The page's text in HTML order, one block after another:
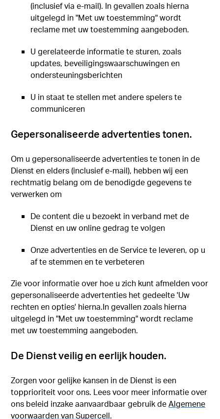
(inclusief via e-mail). In gevallen zoals hierna
uitgelegd in "Met uw toestemming" wordt
reclame met uw toestemming aangeboden.
U gerelateerde informatie te sturen, zoals
updates, beveiligingswaarschuwingen en
ondersteuningsberichten
U in staat te stellen met andere spelers te
communiceren
Gepersonaliseerde advertenties tonen.
Om u gepersonaliseerde advertenties te tonen in de
Dienst en elders (inclusief e-mail), hebben wij een
rechtmatig belang om de benodigde gegevens te
verwerken om
De content die u bezoekt in verband met de
Dienst en uw online gedrag te volgen
Onze advertenties en de Service te leveren, op u
af te stemmen en te verbeteren
Zie voor informatie over hoe u zich kunt afmelden voor
gepersonaliseerde advertenties het gedeelte 'Uw
rechten en opties' hierna.In gevallen zoals hierna
uitgelegd in "Met uw toestemming" wordt reclame
met uw toestemming aangeboden.
De Dienst veilig en eerlijk houden.
Zorgen voor gelijke kansen in de Dienst is een
topprioriteit voor ons. Lees voor meer informatie over
ons beleid inzake aanvaardbaar gebruik deAlgemene
voorwaarden van Supercell.